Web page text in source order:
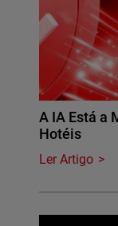
A IA Está a
Hotéis
Ler Artigo